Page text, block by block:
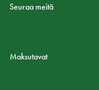
Seuraa meitä
Maksutavat